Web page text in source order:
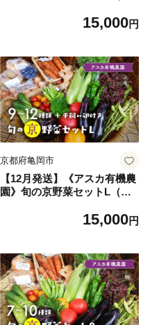
ット 新鮮 詰合せ 旬 野菜 野
野菜 無農薬野菜 やさい 野菜
セット やさいセット 春野菜
夏野菜 秋野菜 冬野菜 旬 ケー
ジフリー 卵 たまご タマゴ 玉
子 京野菜野菜セット 旬野菜
セット 有機野菜野菜セット
無農薬野菜野菜セット 平飼い
15,000円
京都府亀岡市
【12月発送】《アスカ有機農
園》旬の京野菜セットL（平
ット 新鮮 詰合せ 旬 野菜 野
野菜 無農薬野菜 やさい 野菜
セット やさいセット 春野菜
夏野菜 秋野菜 冬野菜 旬 ケー
ジフリー 卵 たまご タマゴ 玉
子 京野菜野菜セット 旬野菜
15,000円